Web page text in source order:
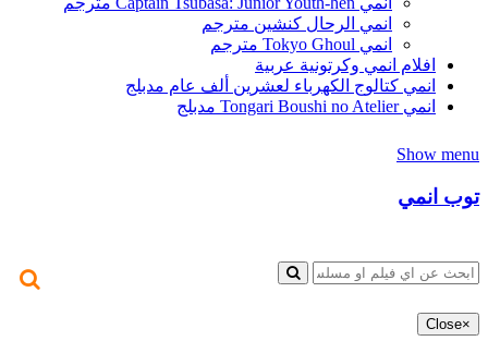
انمي الرحال كنشين مترجم
انمي Tokyo Ghoul مترجم
افلام انمي وكرتونية عربية
انمي كتالوج الكهرباء لعشرين ألف عام مدبلج
انمي Tongari Boushi no Atelier مدبلج
Show menu
توب انمي
×
Close